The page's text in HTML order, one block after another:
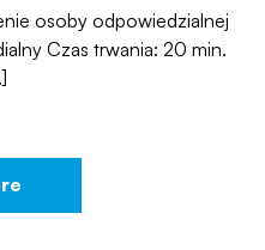
osoby odpowiedzialnej
Czas trwania: 20 min.